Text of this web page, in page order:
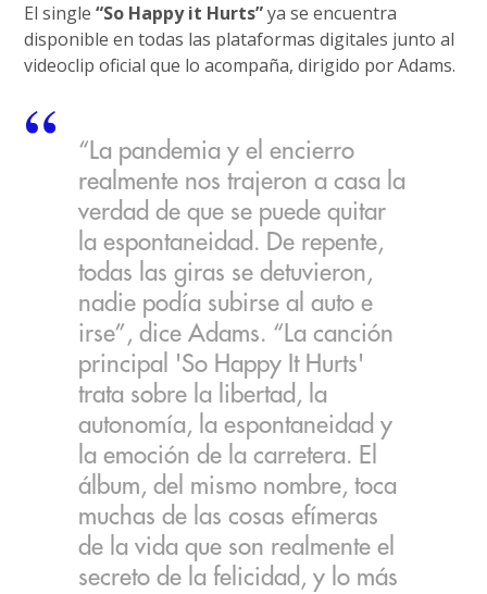
El single“So Happy it Hurts”ya se encuentra
disponible en todas las plataformas digitales junto al
videoclip oficial que lo acompaña, dirigido por Adams.
“La pandemia y el encierro
realmente nos trajeron a casa la
verdad de que se puede quitar
la espontaneidad. De repente,
todas las giras se detuvieron,
nadie podía subirse al auto e
irse”, dice Adams. “La canción
principal 'So Happy It Hurts'
trata sobre la libertad, la
autonomía, la espontaneidad y
la emoción de la carretera. El
álbum, del mismo nombre, toca
muchas de las cosas efímeras
de la vida que son realmente el
secreto de la felicidad, y lo más